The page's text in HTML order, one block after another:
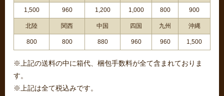
1,500 960 1,200 1,000 800 900
北陸 関西 中国 四国 九州 沖縄
800 800 880 960 960 1,500
※上記の送料の中に箱代、梱包手数料が全て含まれておりま
す。
※上記は全て税込みです。